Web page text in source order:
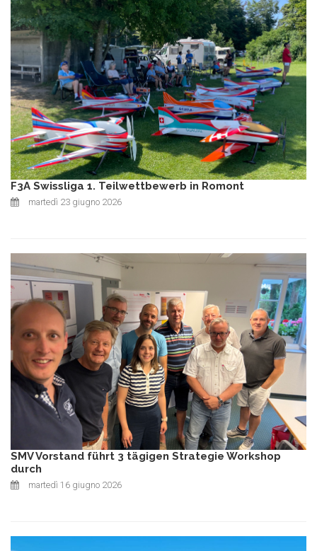
F3A Swissliga 1. Teilwettbewerb in Romont
martedì 23 giugno 2026
SMV Vorstand führt 3 tägigen Strategie Workshop
durch
martedì 16 giugno 2026